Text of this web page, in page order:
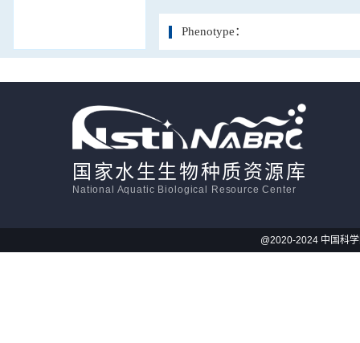
Phenotype：
国家水生生物种质资源库
National Aquatic Biological Resource Center
@2020-2024 中国科